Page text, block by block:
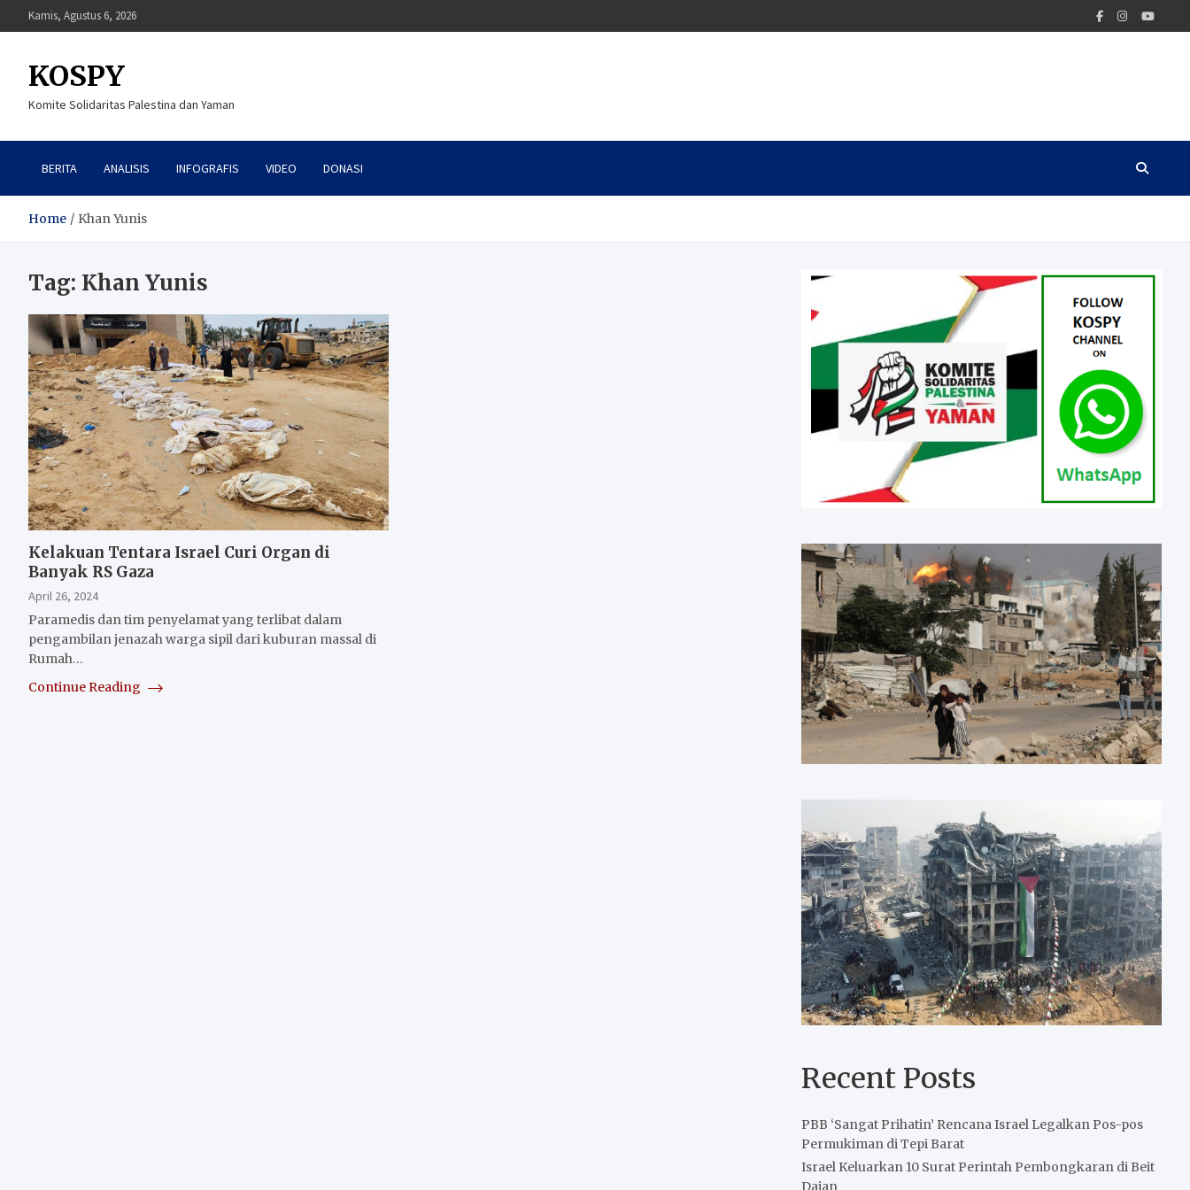
to
Kamis, Agustus 6, 2026
KOSPY
Komite Solidaritas Palestina dan Yaman
BERITA ANALISIS INFOGRAFIS VIDEO DONASI
Home Khan Yunis
Tag: Khan Yunis
Kelakuan Tentara Israel Curi Organ di
Banyak RS Gaza
April 26, 2024
Paramedis dan tim penyelamat yang terlibat dalam
pengambilan jenazah warga sipil dari kuburan massal di
Rumah…
Continue Reading
Recent Posts
PBB ‘Sangat Prihatin’ Rencana Israel Legalkan Pos-pos
Permukiman di Tepi Barat
Israel Keluarkan 10 Surat Perintah Pembongkaran di Beit
Dajan